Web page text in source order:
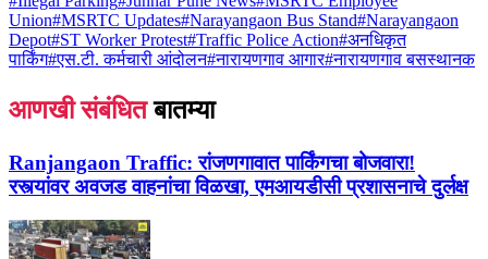
Union#MSRTC Updates#Narayangaon Bus Stand#Narayangaon
Depot#ST Worker Protest#Traffic Police Action#अनधिकृत
पार्किंग#एस.टी. कर्मचारी आंदोलन#नारायणगाव आगार#नारायणगाव बसस्थानक
आणखी संबंधित बातम्या
Ranjangaon Traffic: रांजणगावात पार्किंगचा बोजवारा!
रस्त्यांवर अवजड वाहनांचा विळखा, एमआयडीसी प्रशासनाचे दुर्लक्ष